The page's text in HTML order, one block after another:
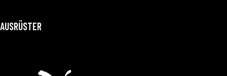
AUSRÜSTER